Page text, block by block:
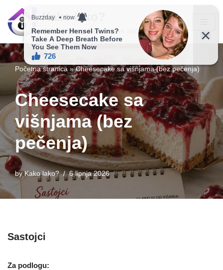
Skip
content
Kako lako?
Vaš vodič ka jednostavnijem životu!
Početna stranica »Cheesecake sa višnjama (bez pečenja)
Cheesecake sa
višnjama (bez
pečenja)
byKako lako? 6 lipnja 2026
Sastojci
Za podlogu: